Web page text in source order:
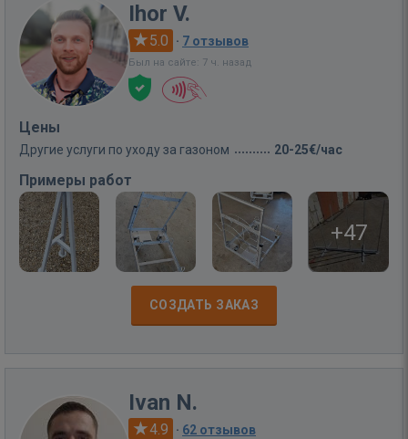
Ihor V.
5.0 · 7 отзывов
Был на сайте: 7 ч. назад
Цены
Другие услуги по уходу за газоном 20-25€/час
Примеры работ
+47
СОЗДАТЬ ЗАКАЗ
Ivan N.
4.9 · 62 отзывов